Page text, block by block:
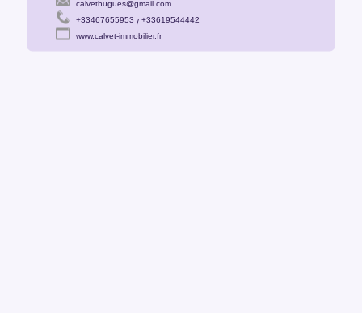
calvethugues@gmail.com
+33467655953 / +33619544442
www.calvet-immobilier.fr